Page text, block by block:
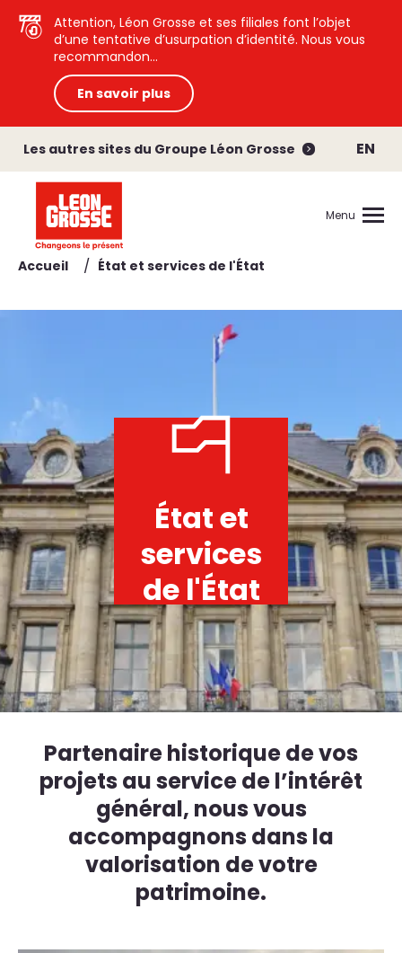
Attention, Léon Grosse et ses filiales font l’objet
d’une tentative d’usurpation d’identité. Nous vous
recommandon...
En savoir plus
Les autres sites du Groupe Léon Grosse EN
Menu
Accueil / État et services de l'État
État et
services
de l'État
Partenaire historique de vos
projets au service de l’intérêt
général, nous vous
accompagnons dans la
valorisation de votre
patrimoine.